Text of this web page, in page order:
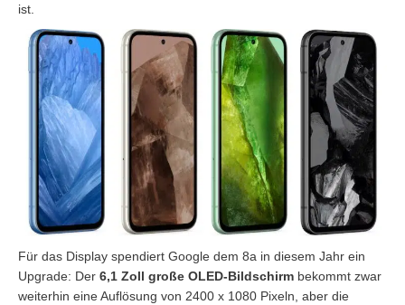
ist.
Für das Display spendiert Google dem 8a in diesem Jahr ein
Upgrade: Der 6,1 Zoll große OLED-Bildschirm bekommt zwar
weiterhin eine Auflösung von 2400 x 1080 Pixeln, aber die